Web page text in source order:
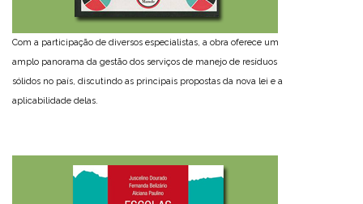
Com a participação de diversos especialistas, a obra oferece um
amplo panorama da gestão dos serviços de manejo de resíduos
sólidos no país, discutindo as principais propostas da nova lei e a
aplicabilidade delas.